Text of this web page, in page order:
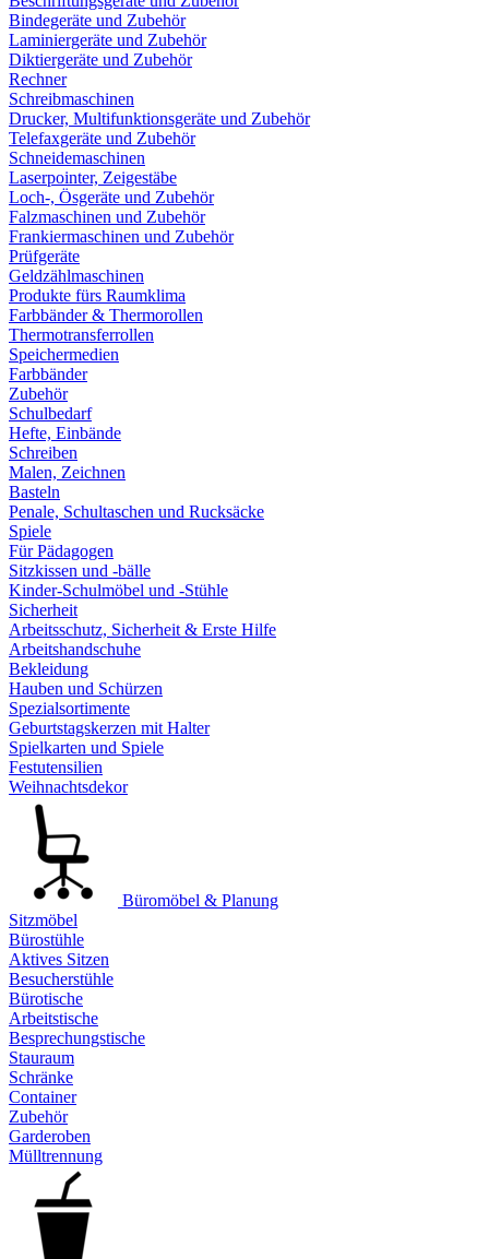
Bindegeräte und Zubehör
Laminiergeräte und Zubehör
Diktiergeräte und Zubehör
Rechner
Schreibmaschinen
Drucker, Multifunktionsgeräte und Zubehör
Telefaxgeräte und Zubehör
Schneidemaschinen
Laserpointer, Zeigestäbe
Loch-, Ösgeräte und Zubehör
Falzmaschinen und Zubehör
Frankiermaschinen und Zubehör
Prüfgeräte
Geldzählmaschinen
Produkte fürs Raumklima
Farbbänder & Thermorollen
Thermotransferrollen
Speichermedien
Farbbänder
Zubehör
Schulbedarf
Hefte, Einbände
Schreiben
Malen, Zeichnen
Basteln
Penale, Schultaschen und Rucksäcke
Spiele
Für Pädagogen
Sitzkissen und -bälle
Kinder-Schulmöbel und -Stühle
Sicherheit
Arbeitsschutz, Sicherheit & Erste Hilfe
Arbeitshandschuhe
Bekleidung
Hauben und Schürzen
Spezialsortimente
Geburtstagskerzen mit Halter
Spielkarten und Spiele
Festutensilien
Weihnachtsdekor
Büromöbel & Planung
Sitzmöbel
Bürostühle
Aktives Sitzen
Besucherstühle
Bürotische
Arbeitstische
Besprechungstische
Stauraum
Schränke
Container
Zubehör
Garderoben
Mülltrennung